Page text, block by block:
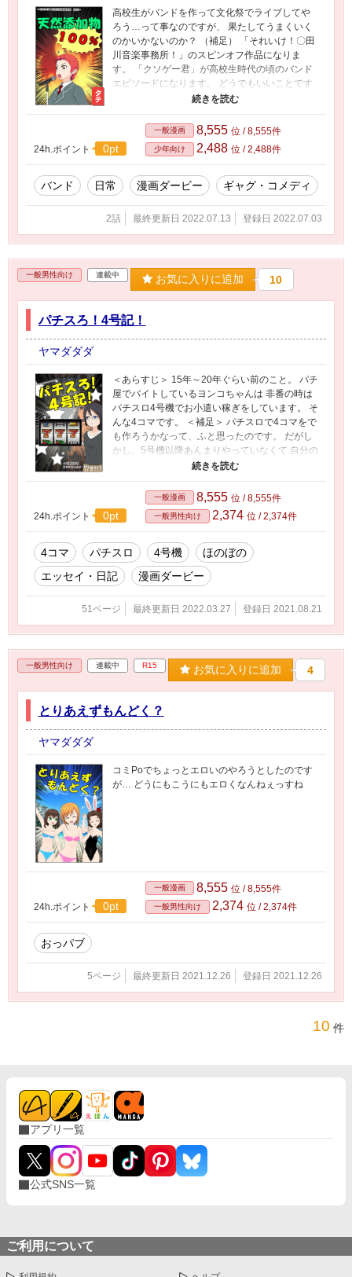
高校生がバンドを作って文化祭でライブしてや
ろう…って事なのですが、 果たしてうまくいく
のかいかないのか？ （補足） 「それいけ！〇田
川音楽事務所！」のスピンオフ作品になりま
す。 「クソゲー君」が高校生時代の頃のバンド
エピソードになります。 どうでもいいことです
が、既存の連載が全部横書き形式になってお
り、 縦書きに変更できないので、 新たに縦書き
用のマンガを書き下ろしてみた …ってのが、作
ったきっかけだったりします。 （あ、ツール使
ってるから書いてねぇや。そういえば。） 本編
の「それいけ！〇田川音楽事務所！」はコチラ
https://www.alphapolis.co.jp/manga/489052214/
726520289
24h.ポイント 0pt
一般漫画 8,555 位 / 8,555件
少年向け 2,488 位 / 2,488件
バンド 日常 漫画ダービー ギャグ・コメディ
2話 最終更新日 2022.07.13 登録日 2022.07.03
一般男性向け 連載中 お気に入りに追加 10
パチスろ！4号記！
ヤマダダダ
＜あらすじ＞ 15年～20年ぐらい前のこと。 パチ
屋でバイトしているヨンコちゃんは 非番の時は
パチスロ4号機でお小遣い稼ぎをしています。 そ
んな4コマです。 ＜補足＞ パチスロで4コマをで
も作ろうかなって、ふと思ったのです。 だがし
かし、5号機以降あんまりやっていなくて 自分の
中に引き出しがあんまりなかったので、 4号機の
頃の思い出をベースに4コマを作ってみました。
24h.ポイント 0pt
一般漫画 8,555 位 / 8,555件
一般男性向け 2,374 位 / 2,374件
4コマ パチスロ 4号機
ほのぼの
エッセイ・日記
漫画ダービー
51ページ 最終更新日 2022.03.27 登録日 2021.08.21
一般男性向け 連載中 R15 お気に入りに追加 4
とりあえずもんどく？
ヤマダダダ
コミPoでちょっとエロいのやろうとしたのです
が… どうにもこうにもエロくなんねぇっすね
24h.ポイント 0pt
一般漫画 8,555 位 / 8,555件
一般男性向け 2,374 位 / 2,374件
おっパブ
5ページ 最終更新日 2021.12.26 登録日 2021.12.26
10 件
アプリ一覧
公式SNS一覧
ご利用について